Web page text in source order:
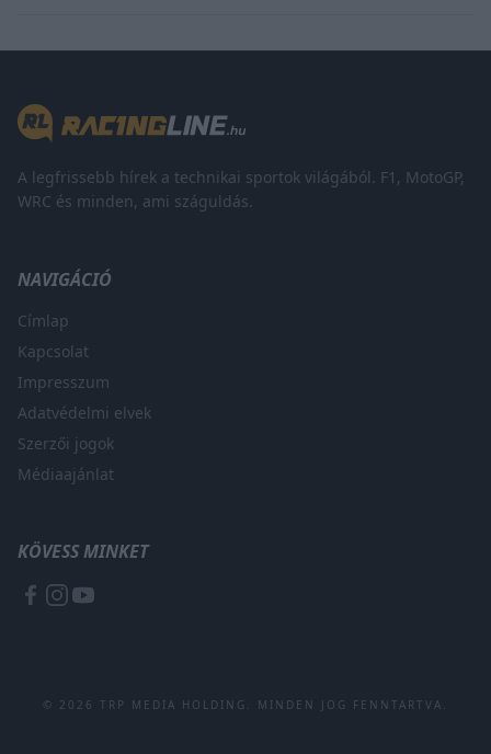
A legfrissebb hírek a technikai sportok világából. F1, MotoGP,
WRC és minden, ami száguldás.
NAVIGÁCIÓ
Címlap
Kapcsolat
Impresszum
Adatvédelmi elvek
Szerzői jogok
Médiaajánlat
KÖVESS MINKET
© 2026 TRP MEDIA HOLDING. MINDEN JOG FENNTARTVA.